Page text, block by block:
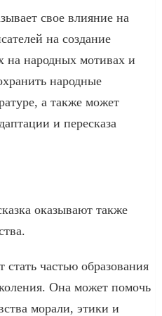
свое влияние на
на создание
на народных мотивах и
народные
а также может
и пересказа
оказывают также
стать частью образования
Она может помочь
морали, этики и